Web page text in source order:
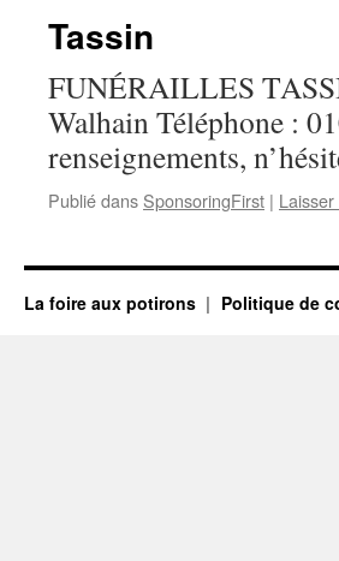
Tassin
FUNÉRAILLES
Walhain Téléphone :
renseignements,
Publié dans SponsoringFirst |
La foire aux potirons Politique de